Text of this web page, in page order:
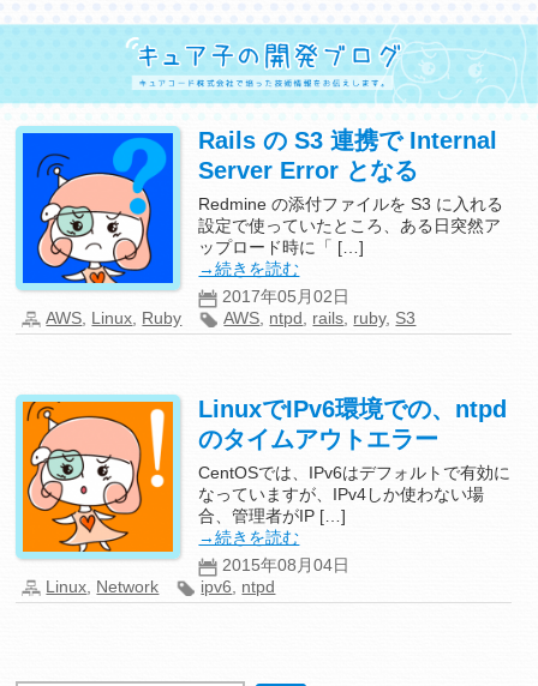
Rails の S3 連携で Internal
Server Error となる
Redmine の添付ファイルを S3 に入れる
設定で使っていたところ、ある日突然ア
ップロード時に「 […]
→続きを読む
2017年05月02日
AWS Linux Ruby AWS ntpd rails ruby, S3
LinuxでIPv6環境での、ntpd
のタイムアウトエラー
CentOSでは、IPv6はデフォルトで有効に
なっていますが、IPv4しか使わない場
合、管理者がIP […]
→続きを読む
2015年08月04日
Linux Network ipv6 ntpd